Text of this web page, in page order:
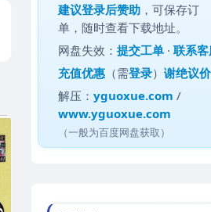
建议登录后赞助 ，可保存订
单，随时查看下载地址。
网盘失效：提交工单 ·联系
充值优惠 （需登录）谢绝议价
解压：yguoxue.com /
www.yguoxue.com
（一般为百度网盘获取）